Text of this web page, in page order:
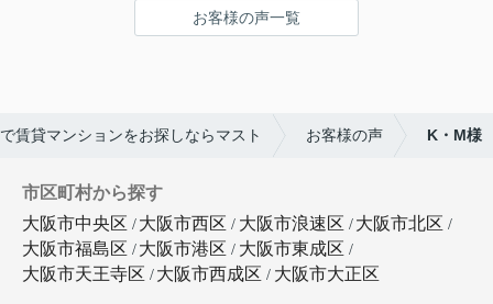
お客様の声一覧
賃貸マンションをお探しならマスト お客様の声 K・M様
市区町村から探す
大阪市中央区
大阪市西区 大阪市浪速区
大阪市北区
大阪市福島区
大阪市港区
大阪市東成区
大阪市天王寺区
大阪市西成区 大阪市大正区